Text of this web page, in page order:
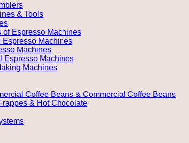
& Tools
of Espresso Machines
Espresso Machines
Machines
Espresso Machines
Machines
Coffee Beans & Commercial Coffee Beans
& Hot Chocolate